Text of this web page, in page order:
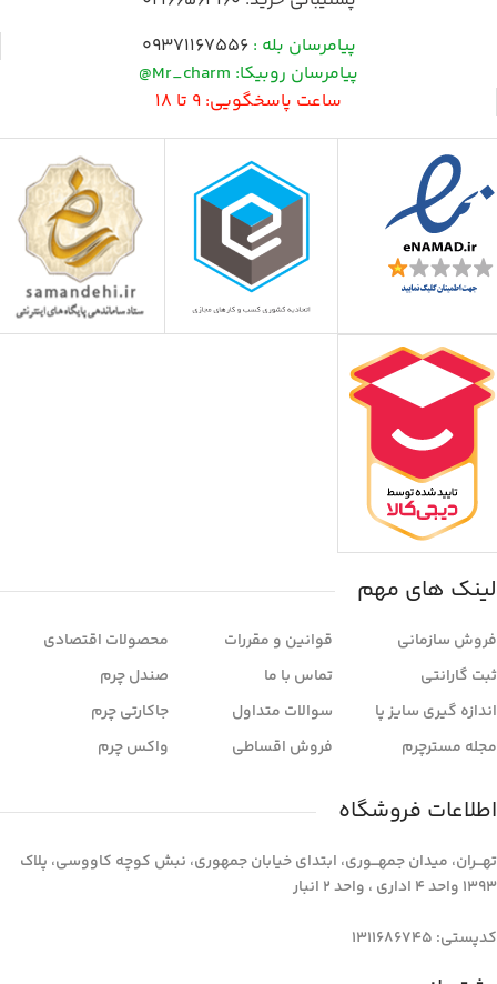
پیامرسان بله : 09371167556
پیامرسان روبیکا: Mr_charm@
ساعت پاسخگویی: 9 تا 18
لینک های مهم
فروش سازمانی
ثبت گارانتی
اندازه گیری سایز پا
مجله مسترچرم
قوانین و مقررات
تماس با ما
سوالات متداول
فروش اقساطی
محصولات اقتصادی
صندل چرم
جاکارتی چرم
واکس چرم
اطلاعات فروشگاه
تهـــران، میدان جمهـــوری، ابتدای خیابان جمهوری، نبش کوچه کاووسی، پلاک
1393 واحد 4 اداری ، واحد 2 انبار
کدپستی: 1311686745